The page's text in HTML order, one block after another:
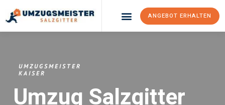
ANGEBOT ERHALTEN
UMZUGSMEISTER
KAISER
Umzug Salzgitter